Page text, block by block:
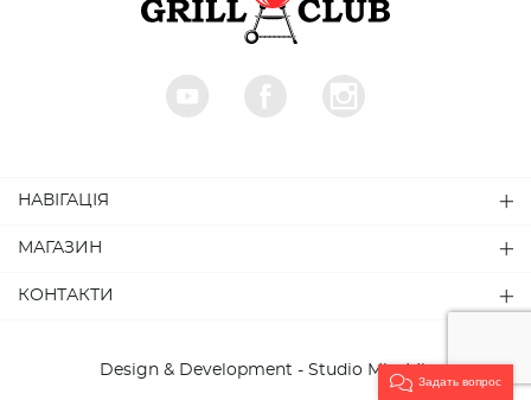
НАВІГАЦІЯ
МАГАЗИН
КОНТАКТИ
Design & Development - Studio MiruMir
Задать вопрос